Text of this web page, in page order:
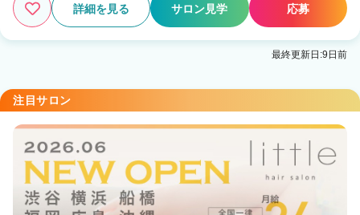
詳細を見る サロン見学 応募
最終更新日:9日前
注目サロン